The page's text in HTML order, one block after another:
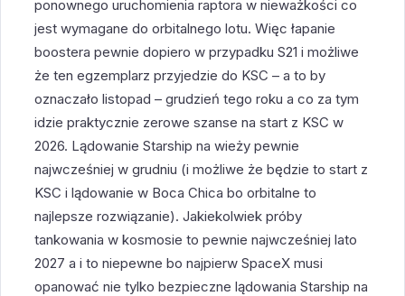
ponownego uruchomienia raptora w nieważkości co
jest wymagane do orbitalnego lotu. Więc łapanie
boostera pewnie dopiero w przypadku S21 i możliwe
że ten egzemplarz przyjedzie do KSC – a to by
oznaczało listopad – grudzień tego roku a co za tym
idzie praktycznie zerowe szanse na start z KSC w
2026. Lądowanie Starship na wieży pewnie
najwcześniej w grudniu (i możliwe że będzie to start z
KSC i lądowanie w Boca Chica bo orbitalne to
najlepsze rozwiązanie). Jakiekolwiek próby
tankowania w kosmosie to pewnie najwcześniej lato
2027 a i to niepewne bo najpierw SpaceX musi
opanować nie tylko bezpieczne lądowania Starship na